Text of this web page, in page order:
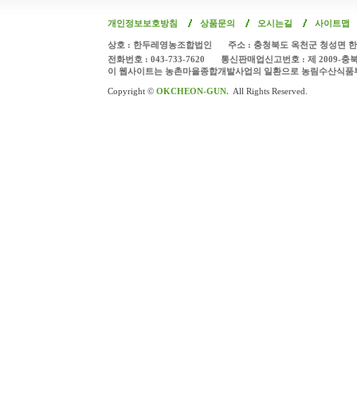
개인정보보호방침 상품문의 오시는길 사이트맵
상호 : 한두레영농조합법인
주소 : 충청북도 옥천군 청성면
전화번호 : 043-733-7620
통신판매업신고번호 : 제 2009-충
이 웹사이트는 농촌마을종합개발사업의 일환으로 농림수산식
Copyright © OKCHEON-GUN. All Rights Reserved.